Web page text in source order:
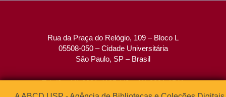
Rua da Praça do Relógio, 109 – Bloco L
05508-050 – Cidade Universitária
São Paulo, SP – Brasil
Tel: (0xx11) 3091-4195 / (0xx11) 3091-1541
Fax: (0xx11) 3091-1567